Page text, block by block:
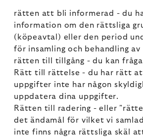
rätten att bli informerad - du
information om den rättsliga
(köpeavtal) eller den period
för insamling och behandling
rätten till tillgång - du kan
Rätt till rättelse - du har rätt
uppgifter inte har någon
uppdatera dina uppgifter.
Rätten till radering - eller
det ändamål för vilket vi
inte finns några rättsliga skäl